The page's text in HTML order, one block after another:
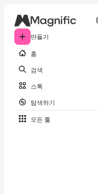
만들기
홈
검색
스톡
탐색하기
모든 툴